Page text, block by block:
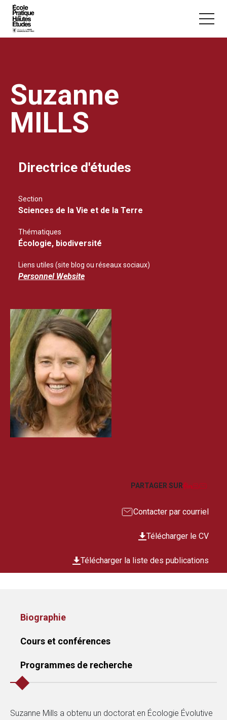
Vous recherchez peut-être :
Conférence
PARTAGER SUR Facebook
LinkedIn
Contacter par courriel
Télécharger le CV
Télécharger la liste des publications
Suzanne
MILLS
Directrice d'études
Section
Sciences de la Vie et de la Terre
Thématiques
Écologie, biodiversité
Liens utiles (site blog ou réseaux sociaux)
Personnel Website
Biographie
Cours et conférences
Programmes de recherche
Suzanne Mills a obtenu un doctorat en Écologie Évolutive
Panneau de gestion des cookies